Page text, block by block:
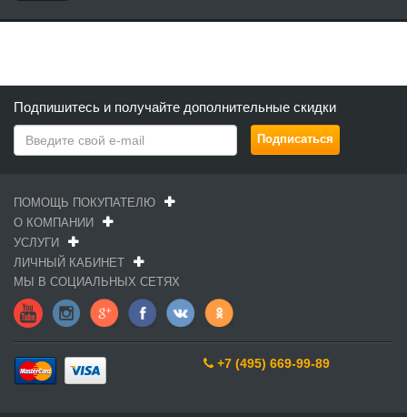
Подпишитесь и получайте дополнительные скидки
ПОМОЩЬ ПОКУПАТЕЛЮ
О КОМПАНИИ
УСЛУГИ
ЛИЧНЫЙ КАБИНЕТ
МЫ В СОЦИАЛЬНЫХ СЕТЯХ
+7 (495) 669-99-89